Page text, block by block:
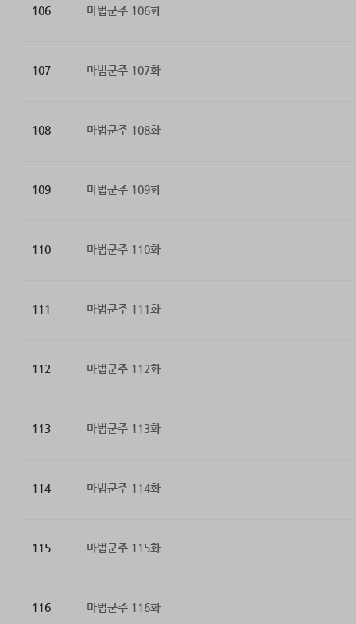
106 마법군주 106화
107 마법군주 107화
108 마법군주 108화
109 마법군주 109화
110 마법군주 110화
111 마법군주 111화
112 마법군주 112화
113 마법군주 113화
114 마법군주 114화
115 마법군주 115화
116 마법군주 116화